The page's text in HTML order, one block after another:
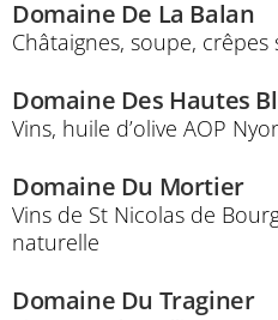
Domaine De La Balan
Châtaignes, soupe,
Domaine Des Hautes
Vins, huile d’olive AOP
Domaine Du Mortier
Vins de St Nicolas de
naturelle
Domaine Du Traginer